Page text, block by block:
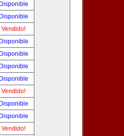
Disponible
Disponible
Vendido!
Disponible
Disponible
Disponible
Disponible
Vendido!
Disponible
Disponible
Vendido!